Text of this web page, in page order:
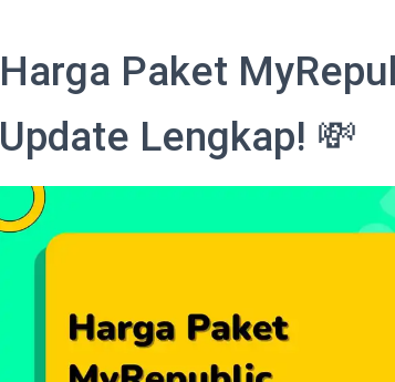
Harga Paket
Update Lengkap! 💸